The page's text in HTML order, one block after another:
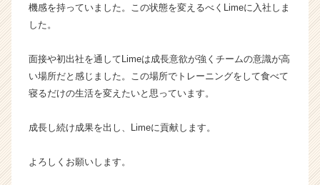
ウ
く
就
活
チ
機感を持っていました。この状態を変えるべくLimeに入社しま
した。
面接や初出社を通してLimeは成長意欲が強くチームの意識が高
い場所だと感じました。この場所でトレーニングをして食べて
寝るだけの生活を変えたいと思っています。
成長し続け成果を出し、Limeに貢献します。
よろしくお願いします。